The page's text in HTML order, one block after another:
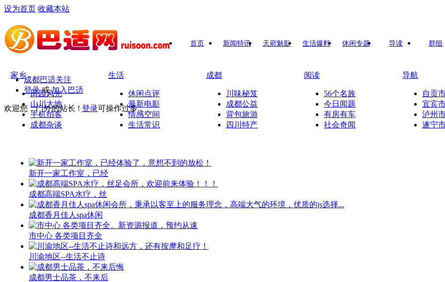
设为首页 收藏本站
成都巴适关注
登录 或 加入巴适
欢迎您，门外的站长 ! 登录可操作过多..
首页 新闻特讯 天府魅影 生活爆料 休闲专题 导读 群组
家乡
田园风光
山川大地
手机拍客
成都杂谈
生活
休闲点评
最新电影
情感空间
生活常识
成都
川味秘笈
成都公益
背包旅游
四川特产
阅读
56个名族
今日闻题
有房有车
社会奇闻
导航
自贡
宜宾
泸州
遂宁
新开一家工作室，已经
成都高端SPA水疗，丝
成都香月佳人spa休闲
市中心 各类项目齐全
川渝地区--生活不止诗
成都男士品茶，不来后